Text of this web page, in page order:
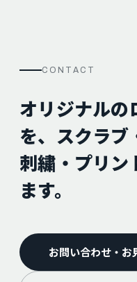
CONTACT
オリジナルの
を、スクラブ
刺繍・プリン
ます。
お問い合わせ・お